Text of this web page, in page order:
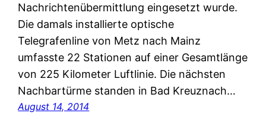
Nachrichtenübermittlung eingesetzt wurde.
Die damals installierte optische
Telegrafenline von Metz nach Mainz
umfasste 22 Stationen auf einer Gesamtlänge
von 225 Kilometer Luftlinie. Die nächsten
Nachbartürme standen in Bad Kreuznach…
August 14, 2014